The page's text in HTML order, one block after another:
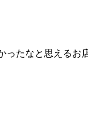
たなと思えるお